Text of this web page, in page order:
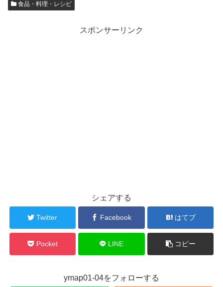
食品・料理・レシピ
スポンサーリンク
シェアする
Twitter Facebook はてブ
Pocket LINE コピー
ymap01-04をフォローする